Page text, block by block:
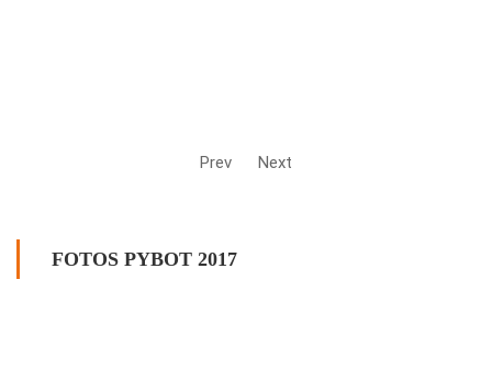
Prev Next
FOTOS PYBOT 2017